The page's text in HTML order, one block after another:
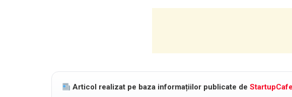
Articol realizat pe baza informațiilor publicate de